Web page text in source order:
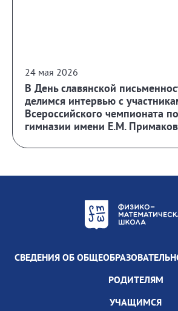
24 мая 2026
В День славянской
делимся интервью с
Всероссийского чемпионата
гимназии имени Е.М.
СВЕДЕНИЯ ОБ
РОДИТЕЛЯМ
УЧАЩИМСЯ